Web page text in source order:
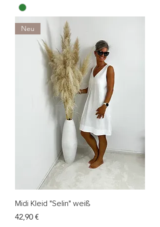
Neu
Midi Kleid "Selin" weiß
Preis
42,90 €